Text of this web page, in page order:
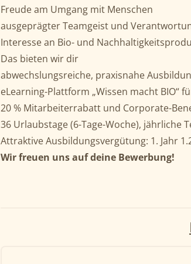
Freude am Umgang mit Menschen
ausgeprägter Teamgeist und
Interesse an Bio- und
Das bieten wir dir
abwechslungsreiche, praxisnahe
eLearning-Plattform „Wissen macht BIO“
20 % Mitarbeiterrabatt und Corporate-
36 Urlaubstage (6-Tage-Woche), jährliche
Attraktive Ausbildungsvergütung: 1. Jahr
Wir freuen uns auf deine Bewerbung!